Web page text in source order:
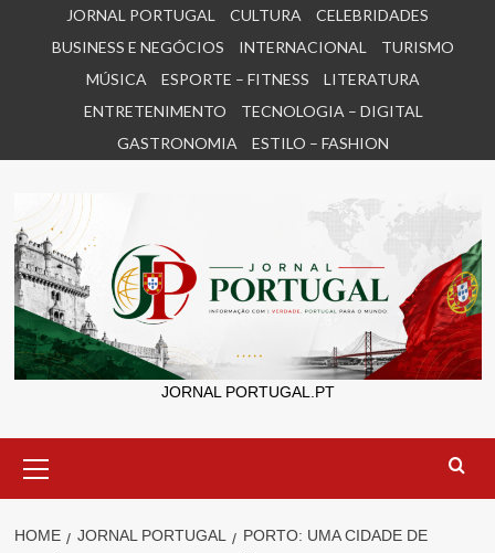
JORNAL PORTUGAL CULTURA
CELEBRIDADES
BUSINESS E NEGÓCIOS
INTERNACIONAL
TURISMO
MÚSICA
ESPORTE – FITNESS
LITERATURA
ENTRETENIMENTO
TECNOLOGIA – DIGITAL
GASTRONOMIA
ESTILO – FASHION
JORNAL PORTUGAL.PT
Menu
HOME JORNAL PORTUGAL
PORTO: UMA CIDADE DE